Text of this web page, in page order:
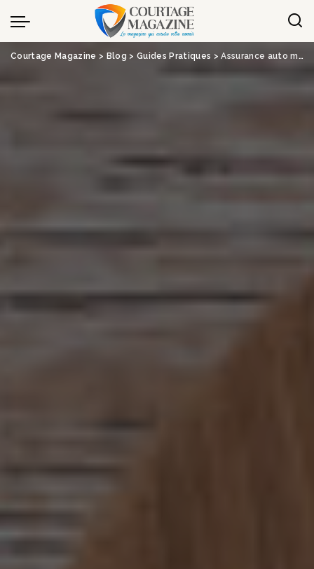
Panneau de gestion des cookies
Courtage Magazine > Blog > Guides Pratiques >Assurance auto malussé : tarifs, assureurs et recours 2026 – Tout sur l’assurance du futur